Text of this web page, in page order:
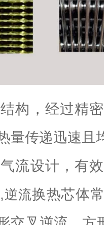
结构，经过精
量传递迅速且
气流设计，有
逆流换热芯体